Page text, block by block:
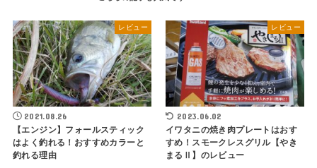
レビュー
2021.08.26
【エンジン】フォールスティック
はよく釣れる！おすすめカラーと
釣れる理由
レビュー
2023.06.02
イワタニの焼き肉プレートはおす
すめ！スモークレスグリル【やき
まるⅡ】のレビュー